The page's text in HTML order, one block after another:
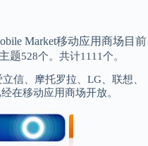
Market移动应用商场目前
主题528个。共计1111个。
信、摩托罗拉、LG、联想、
在移动应用商场开放。